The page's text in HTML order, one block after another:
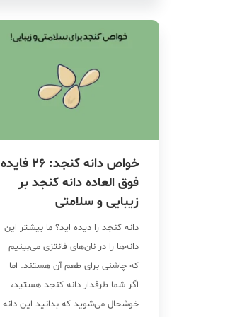
میان وعده خوب و سالم برای […]
خواص دانه کنجد: 26 فایده
فوق العاده دانه کنجد بر
زیبایی و سلامتی
دانه کنجد را دیده اید؟ ما بیشتر این
دانه‌ها را در نان‌های فانتزی می‌بینیم
که چاشنی برای طعم آن هستند. اما
اگر شما طرفدار دانه کنجد هستید،
خوشحال می‌شوید که بدانید این دانه